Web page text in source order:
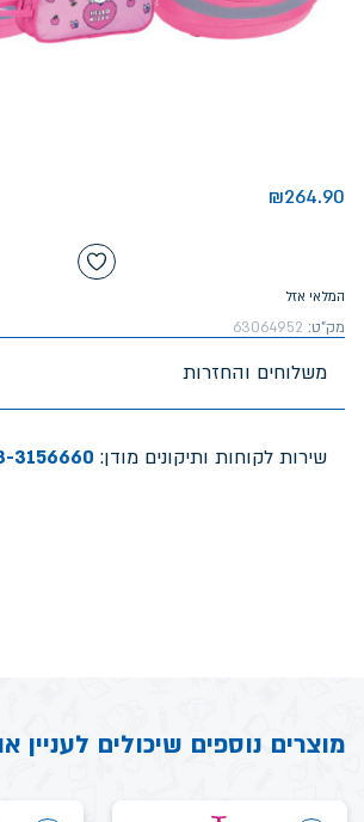
₪264.90
המלאי אזל
מק"ט: 63064952
משלוחים והחזרות
שירות לקוחות ותיקונים מודן: 3156660
מוצרים נוספים שיכולים לעניין